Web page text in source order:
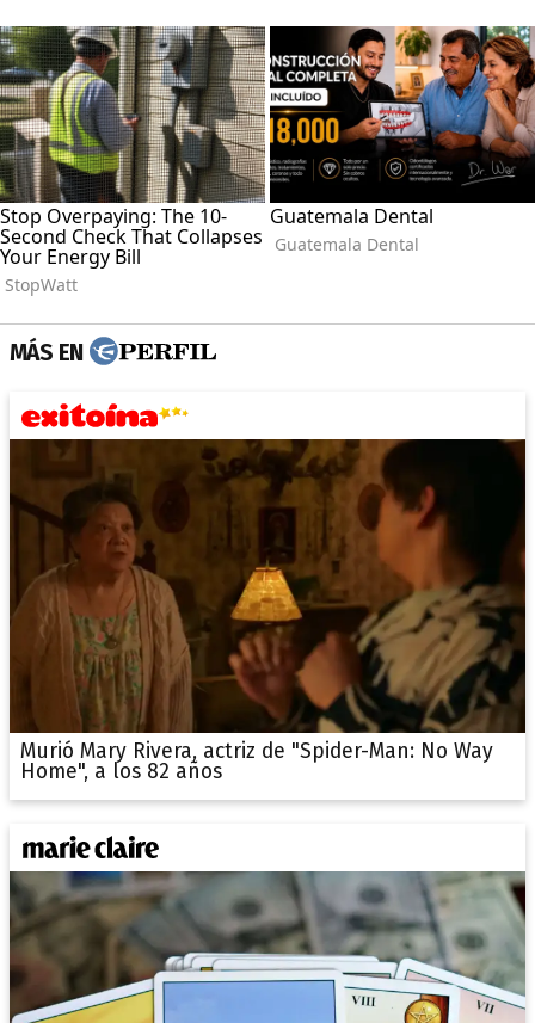
MÁS EN
Murió Mary Rivera, actriz de "Spider-Man: No Way
Home", a los 82 años